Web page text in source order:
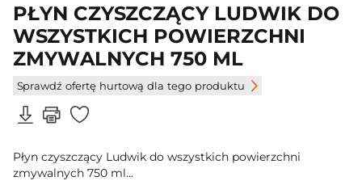
PŁYN CZYSZCZĄCY LUDWIK DO
WSZYSTKICH POWIERZCHNI
ZMYWALNYCH 750 ML
Sprawdź ofertę hurtową dla tego produktu
Płyn czyszczący Ludwik do wszystkich powierzchni
zmywalnych 750 ml...